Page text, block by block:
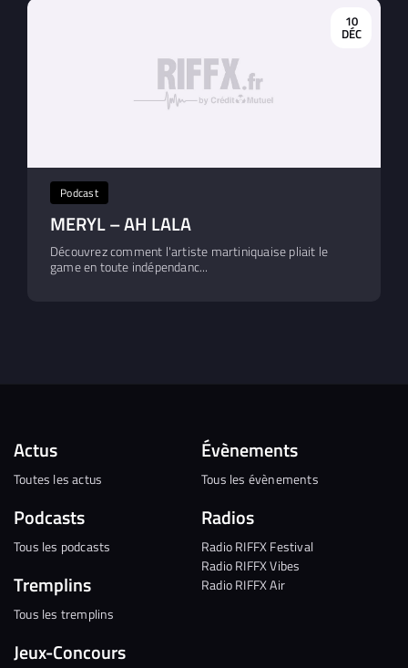
10
DÉC
Podcast
MERYL – AH LALA
Découvrez comment l'artiste martiniquaise pliait le
game en toute indépendanc...
Actus
Toutes les actus
Podcasts
Tous les podcasts
Tremplins
Tous les tremplins
Jeux-Concours
Évènements
Tous les évènements
Radios
Radio RIFFX Festival
Radio RIFFX Vibes
Radio RIFFX Air